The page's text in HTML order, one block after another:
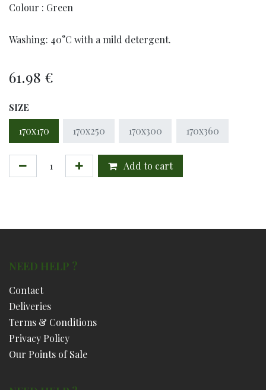
Colour : Green
Washing: 40°C with a mild detergent.
61.98 €
SIZE
170x170 170x250 170x300 170x360
Add to cart
NEED HELP ?
Contact
Deliveries
Terms & Conditions
Privacy Policy
Our Points of Sale